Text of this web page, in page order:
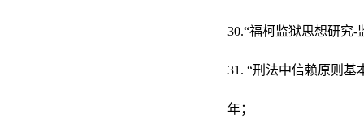
30.“福柯监狱思想研究-
31. “刑法中信赖原则
年；